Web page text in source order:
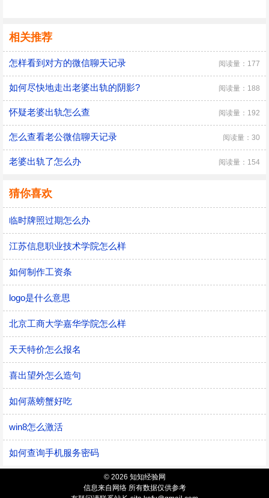
相关推荐
怎样看到对方的微信聊天记录 阅读量：177
如何尽快地走出老婆出轨的阴影? 阅读量：188
怀疑老婆出轨怎么查 阅读量：192
怎么查看老公微信聊天记录 阅读量：30
老婆出轨了怎么办 阅读量：154
猜你喜欢
临时牌照过期怎么办
江苏信息职业技术学院怎么样
如何制作工资条
logo是什么意思
北京工商大学嘉华学院怎么样
天天特价怎么报名
喜出望外怎么造句
如何蒸螃蟹好吃
win8怎么激活
如何查询手机服务密码
© 2026 知知经验网
信息来自网络 所有数据仅供参考